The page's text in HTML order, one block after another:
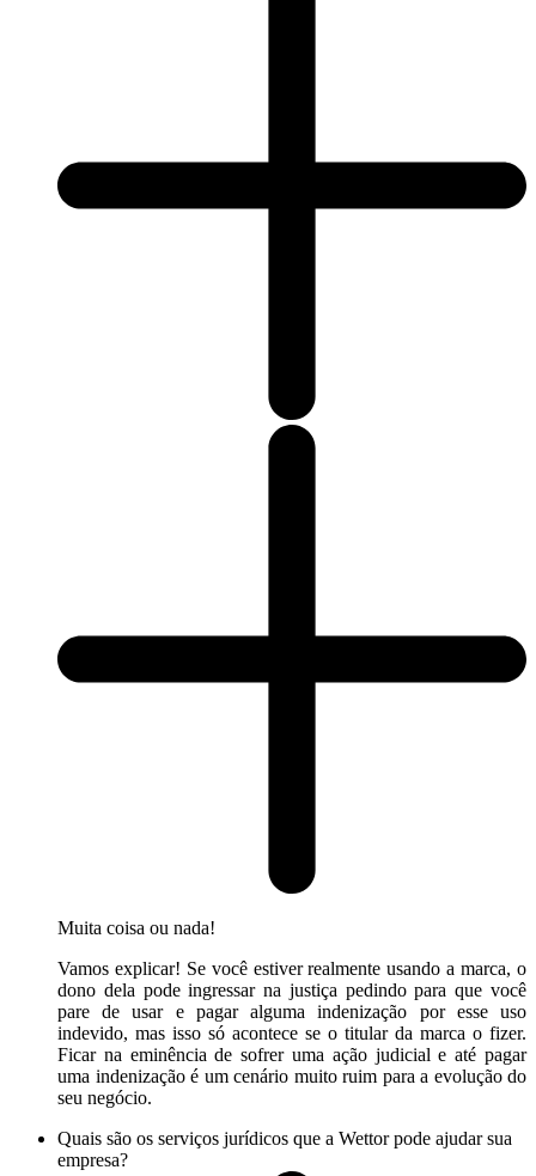
Muita coisa ou nada!
Vamos explicar! Se você estiver realmente usando a marca, o
dono dela pode ingressar na justiça pedindo para que você
pare de usar e pagar alguma indenização por esse uso
indevido, mas isso só acontece se o titular da marca o fizer.
Ficar na eminência de sofrer uma ação judicial e até pagar
uma indenização é um cenário muito ruim para a evolução do
seu negócio.
Quais são os serviços jurídicos que a Wettor pode ajudar sua
empresa?